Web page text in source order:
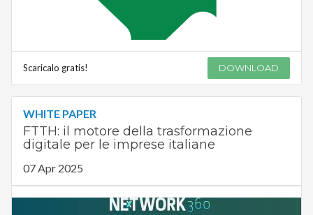
Scaricalo gratis! DOWNLOAD
WHITE PAPER
FTTH: il motore della trasformazione
digitale per le imprese italiane
07 Apr 2025